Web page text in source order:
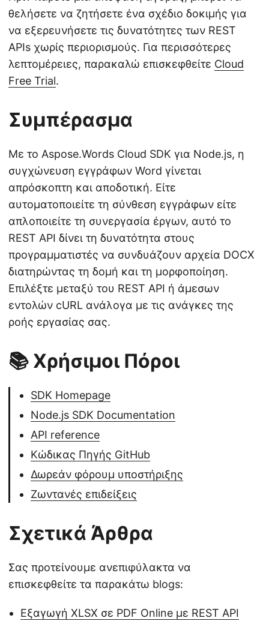
θελήσετε να ζητήσετε ένα σχέδιο δοκιμής για
να εξερευνήσετε τις δυνατότητες των REST
APIs χωρίς περιορισμούς. Για περισσότερες
λεπτομέρειες, παρακαλώ επισκεφθείτε Cloud
Free Trial.
Συμπέρασμα
Με το Aspose.Words Cloud SDK για Node.js, η
συγχώνευση εγγράφων Word γίνεται
απρόσκοπτη και αποδοτική. Είτε
αυτοματοποιείτε τη σύνθεση εγγράφων είτε
απλοποιείτε τη συνεργασία έργων, αυτό το
REST API δίνει τη δυνατότητα στους
προγραμματιστές να συνδυάζουν αρχεία DOCX
διατηρώντας τη δομή και τη μορφοποίηση.
Επιλέξτε μεταξύ του REST API ή άμεσων
εντολών cURL ανάλογα με τις ανάγκες της
ροής εργασίας σας.
📚 Χρήσιμοι Πόροι
SDK Homepage
Node.js SDK Documentation
API reference
Κώδικας Πηγής GitHub
Δωρεάν φόρουμ υποστήριξης
Ζωντανές επιδείξεις
Σχετικά Άρθρα
Σας προτείνουμε ανεπιφύλακτα να
επισκεφθείτε τα παρακάτω blogs:
Εξαγωγή XLSX σε PDF Online με REST API